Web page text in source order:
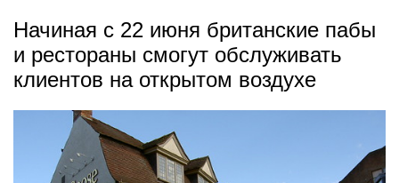
Начиная с 22 июня британские пабы
и рестораны смогут обслуживать
клиентов на открытом воздухе